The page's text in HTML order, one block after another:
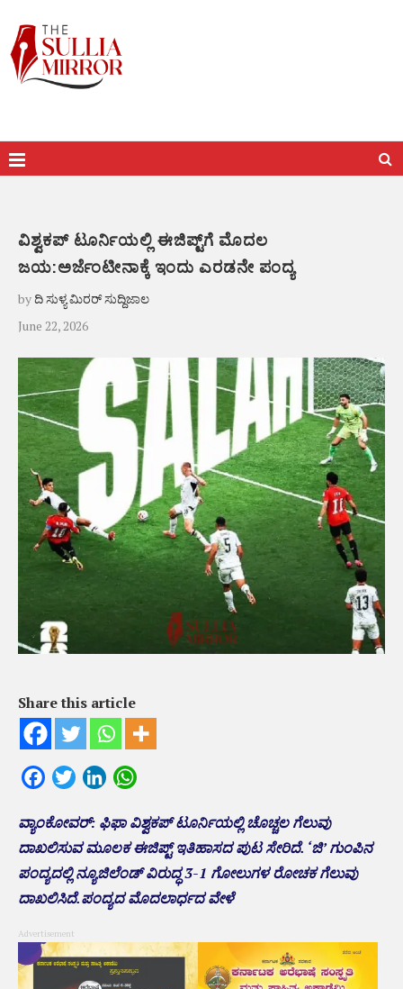
ವಿಶ್ವಕಪ್ ಟೂರ್ನಿಯಲ್ಲಿ ಈಜಿಪ್ಟ್‌ಗೆ ಮೊದಲ
ಜಯ:ಅರ್ಜೆಂಟೀನಾಕ್ಕೆ ಇಂದು ಎರಡನೇ ಪಂದ್ಯ
byದಿ ಸುಳ್ಯ ಮಿರರ್ ಸುದ್ದಿಜಾಲ
June 22, 2026
Share this article
FacebookTwitterLinkedIn
ವ್ಯಾಂಕೋವರ್: ಫಿಫಾ ವಿಶ್ವಕಪ್ ಟೂರ್ನಿಯಲ್ಲಿ ಚೊಚ್ಚಲ ಗೆಲುವು
ದಾಖಲಿಸುವ ಮೂಲಕ ಈಜಿಪ್ಟ್ ಇತಿಹಾಸದ ಪುಟ ಸೇರಿದೆ. ‘ಜಿ’ ಗುಂಪಿನ
ಪಂದ್ಯದಲ್ಲಿ ನ್ಯೂಜಿಲೆಂಡ್ ವಿರುದ್ಧ 3-1 ಗೋಲುಗಳ ರೋಚಕ ಗೆಲುವು
ದಾಖಲಿಸಿದೆ.ಪಂದ್ಯದ ಮೊದಲಾರ್ಧದ ವೇಳೆ
Advertisement